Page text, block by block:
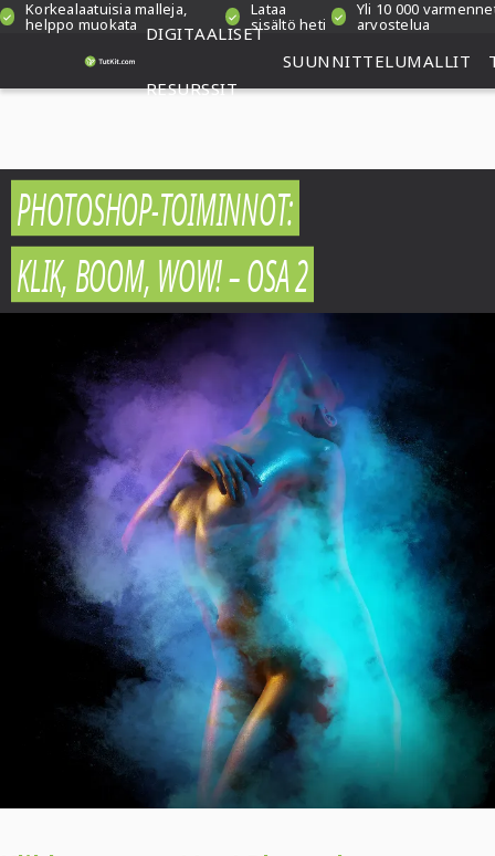
Korkealaatuisia malleja,
helppo muokata
Lataa
sisältö heti
Yli 10 000
arvostelua
DIGITAALISET
RESURSSIT
SUUNNITTELUMALLIT
PHOTOSHOP-TOIMINNOT:
KLIK, BOOM, WOW! – OSA 2